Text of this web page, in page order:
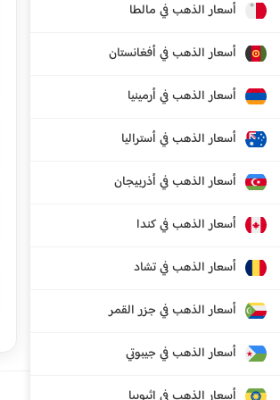
أسعار الذهب في مالطا
أسعار الذهب في أفغانستان
أسعار الذهب في أرمينيا
أسعار الذهب في أستراليا
أسعار الذهب في أذربيجان
أسعار الذهب في كندا
أسعار الذهب في تشاد
أسعار الذهب في جزر القمر
أسعار الذهب في جيبوتي